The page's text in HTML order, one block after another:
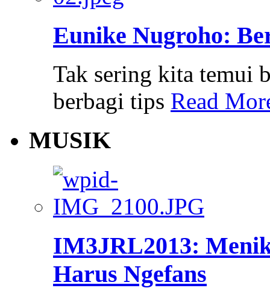
Eunike Nugroho:
Tak sering kita temui
berbagi tips Read
MUSIK
IM3JRL2013:
Harus Ngefans